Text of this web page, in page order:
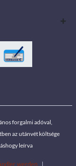
forgalmi adóval,
az utánvét költsége
leírva
werden